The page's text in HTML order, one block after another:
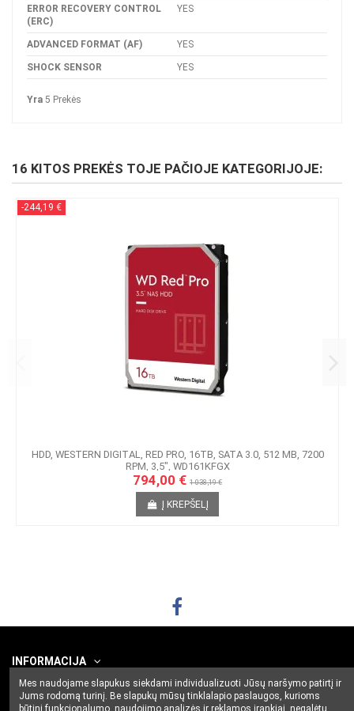
ERROR RECOVERY CONTROL
(ERC)
YES
ADVANCED FORMAT (AF) YES
SHOCK SENSOR YES
Yra 5 Prekės
16 KITOS PREKĖS TOJE PAČIOJE KATEGORIJOJE:
-244,19 €
HDD, WESTERN DIGITAL, RED PRO, 16TB, SATA 3.0, 512 MB, 7200
RPM, 3,5", WD161KFGX
794,00 € 1 038,19 €
Į KREPŠELĮ
INFORMACIJA
SUSIEKITE
Mes naudojame slapukus siekdami individualizuoti Jūsų naršymo patirtį ir
Jums rodomą turinį. Be slapukų mūsų tinklalapio paslaugos, kurioms